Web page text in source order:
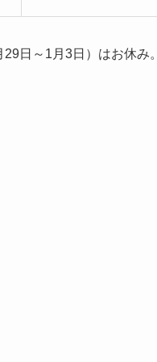
日～1月3日）はお休み。